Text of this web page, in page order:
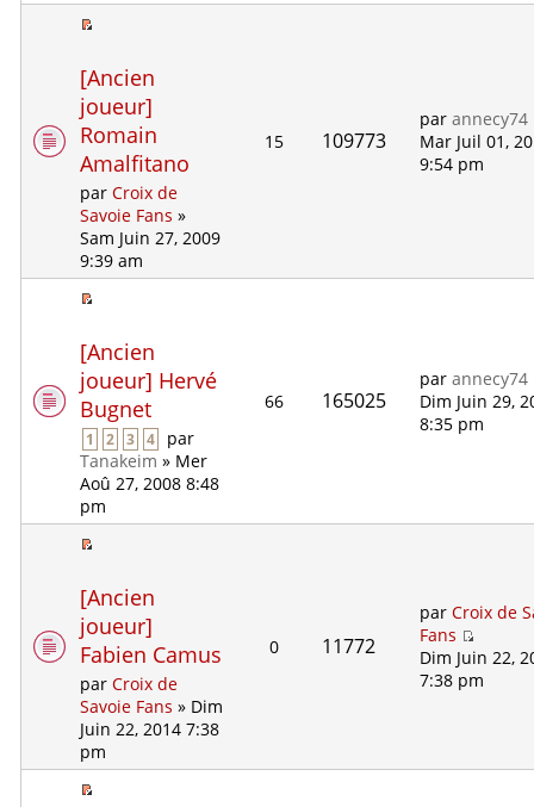
[Ancien
joueur]
Romain
Amalfitano
parCroix de
Savoie Fans »
Sam Juin 27, 2009
9:39 am
15 109773
parannecy74
Mar Juil 01,
9:54 pm
[Ancien
joueur] Hervé
Bugnet
1 2 3 4
par
Tanakeim » Mer
Aoû 27, 2008 8:48
pm
66 165025
parannecy74
Dim Juin 29,
8:35 pm
[Ancien
joueur]
Fabien Camus
parCroix de
Savoie Fans » Dim
Juin 22, 2014 7:38
pm
0 11772
parCroix de
Fans
Dim Juin 22,
7:38 pm